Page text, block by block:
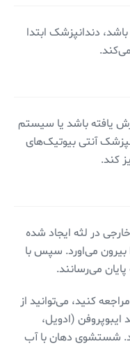
دندانپزشک ابتدا
یافته باشد یا سیستم
آنتی بیوتیک‌های
کند.
در لثه ایجاد شده
بیرون می‌اورد. سپس با
می‌رسانند.
کنید، می‌توانید از
(ادویل،
شستشوی دهان با آب